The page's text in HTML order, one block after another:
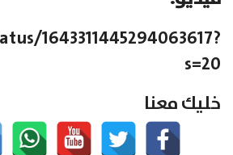
1643311445294063617?
s=20
خليك معنا